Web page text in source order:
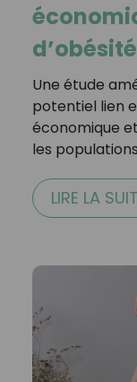
Une étude
potentiel lien
économique
les
LIRE LA